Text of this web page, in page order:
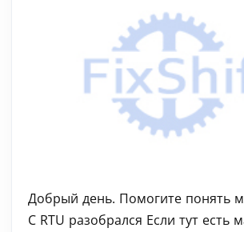
Добрый день. Помогите понять
С RTU разобрался Если тут есть